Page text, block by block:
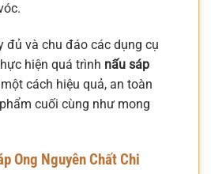
đủ và chu đáo các dụng cụ
hiện quá trình nấu sáp
cách hiệu quả, an toàn
cuối cùng như mong
Ong Nguyên Chất Chi